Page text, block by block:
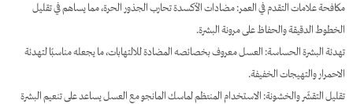
مكافحة علامات التقدم في العمر: مضادات الأكسدة تحارب الجذور الحرة، مما يساهم في تقليل
الخطوط الدقيقة والحفاظ على مرونة البشرة.
تهدئة البشرة الحساسة: العسل معروف بخصائصه المضادة للالتهابات، ما يجعله مناسبًا لتهدئة
الاحمرار والتهيجات الخفيفة.
تقليل التقشّر والخشونة: الاستخدام المنتظم لماسك المانجو مع العسل يساعد على تنعيم البشرة